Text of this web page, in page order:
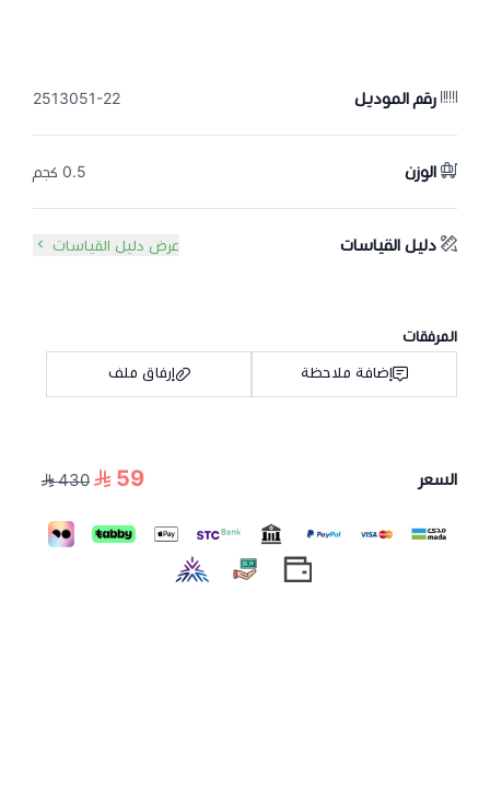
رقم الموديل 2513051-22
الوزن 0.5 كجم
دليل القياسات عرض دليل القياسات
المرفقات
إضافة ملاحظة إرفاق ملف
السعر 59
430